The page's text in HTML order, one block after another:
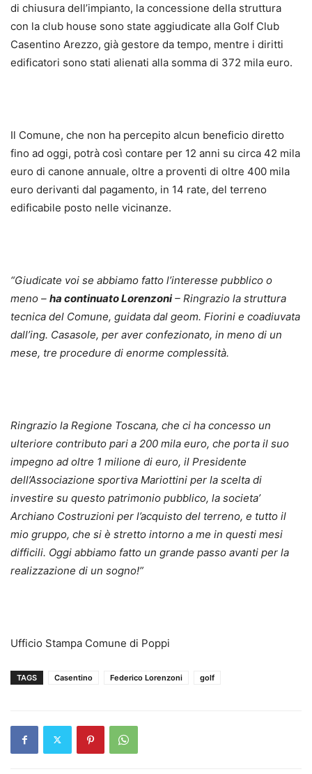
di chiusura dell’impianto, la concessione della struttura
con la club house sono state aggiudicate alla Golf Club
Casentino Arezzo, già gestore da tempo, mentre i diritti
edificatori sono stati alienati alla somma di 372 mila euro.
Il Comune, che non ha percepito alcun beneficio diretto
fino ad oggi, potrà così contare per 12 anni su circa 42 mila
euro di canone annuale, oltre a proventi di oltre 400 mila
euro derivanti dal pagamento, in 14 rate, del terreno
edificabile posto nelle vicinanze.
“Giudicate voi se abbiamo fatto l’interesse pubblico o
meno – ha continuato Lorenzoni– Ringrazio la struttura
tecnica del Comune, guidata dal geom. Fiorini e coadiuvata
dall’ing. Casasole, per aver confezionato, in meno di un
mese, tre procedure di enorme complessità.
Ringrazio la Regione Toscana, che ci ha concesso un
ulteriore contributo pari a 200 mila euro, che porta il suo
impegno ad oltre 1 milione di euro, il Presidente
dell’Associazione sportiva Mariottini per la scelta di
investire su questo patrimonio pubblico, la societa’
Archiano Costruzioni per l’acquisto del terreno, e tutto il
mio gruppo, che si è stretto intorno a me in questi mesi
difficili. Oggi abbiamo fatto un grande passo avanti per la
realizzazione di un sogno!”
Ufficio Stampa Comune di Poppi
TAGS Casentino Federico Lorenzoni golf